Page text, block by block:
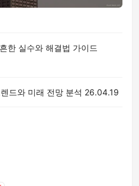
한 실수와 해결법 가이드
드와 미래 전망 분석 26.04.19